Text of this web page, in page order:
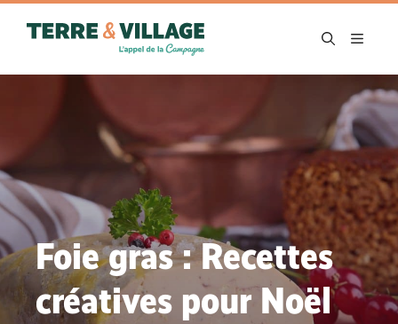
MENU
Foie gras : Recettes
créatives pour Noël